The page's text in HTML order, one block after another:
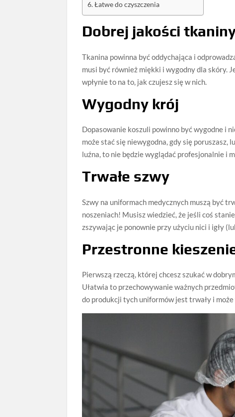
Łatwe do czyszczenia
Dobrej jakości
Tkanina powinna być oddychająca i
musi być również miękki i wygodny dla skóry.
wpłynie to na to, jak czujesz się w nich.
Wygodny krój
Dopasowanie koszuli powinno być wygodne i
może stać się niewygodna, gdy się poruszasz,
luźna, to nie będzie wyglądać profesjonalnie i
Trwałe szwy
Szwy na uniformach medycznych muszą być
noszeniach! Musisz wiedzieć, że jeśli coś
zszywając je ponownie przy użyciu nici i igły
Przestronne
Pierwszą rzeczą, której chcesz szukać w
Ułatwia to przechowywanie ważnych
do produkcji tych uniformów jest trwały i